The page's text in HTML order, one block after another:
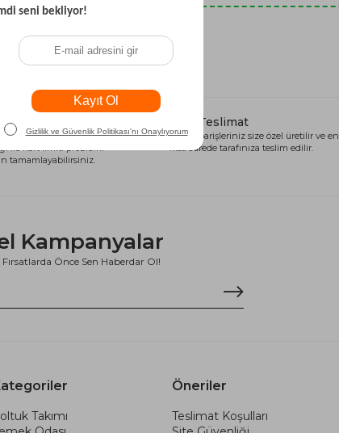
Baktıklarınız
Kredisi
anında alışveriş kredisi
ile kart limiti problemi
tamamlayabilirsiniz.
Hızlı Teslimat
Tüm siparişleriniz size özel üretilir ve en
kısa sürede tarafınıza teslim edilir.
Kampanyalar
Önce Sen Haberdar Ol!
Takımı
Öneriler
Teslimat Koşulları